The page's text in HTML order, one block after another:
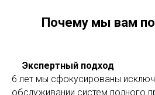
Почему мы вам
Экспертный подход
6 лет мы сфокусированы
обслуживании систем полного